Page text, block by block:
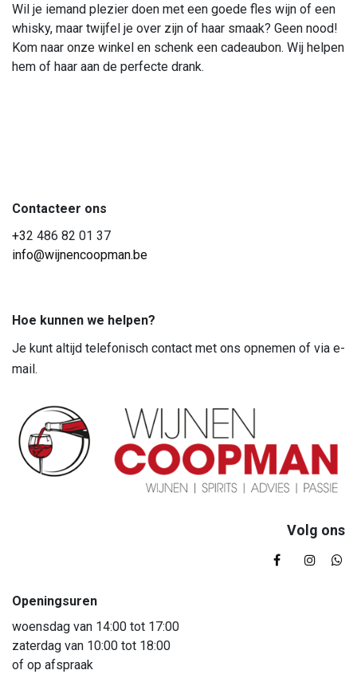
Wil je iemand plezier doen met een goede fles wijn of een
whisky, maar twijfel je over zijn of haar smaak? Geen nood!
Kom naar onze winkel en schenk een cadeaubon. Wij helpen
hem of haar aan de perfecte drank.
Contacteer ons
+32 486 82 01 37
info@wijnencoopman.be
Hoe kunnen we helpen?
Je kunt altijd telefonisch contact met ons opnemen of via e-
mail.
Volg ons
Openingsuren
woensdag van 14:00 tot 17:00
zaterdag van 10:00 tot 18:00
of op afspraak